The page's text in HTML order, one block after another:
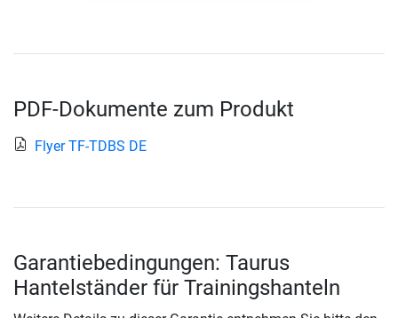
PDF-Dokumente zum Produkt
Flyer TF-TDBS DE
Garantiebedingungen: Taurus
Hantelständer für Trainingshanteln